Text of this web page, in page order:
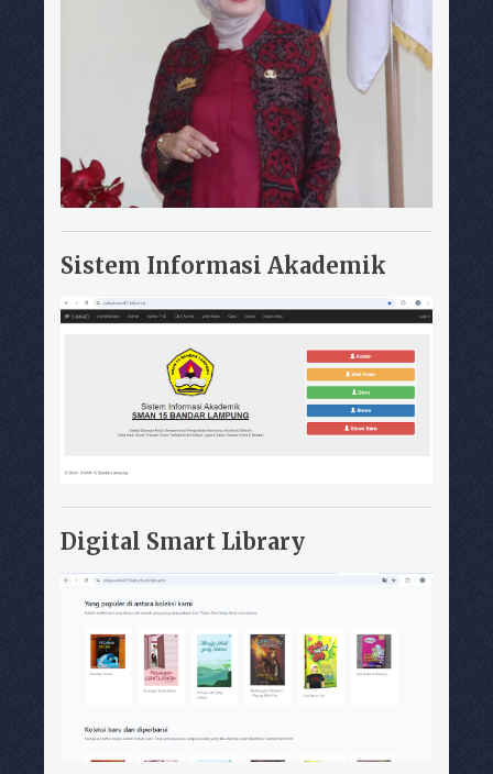
Sistem Informasi Akademik
Digital Smart Library